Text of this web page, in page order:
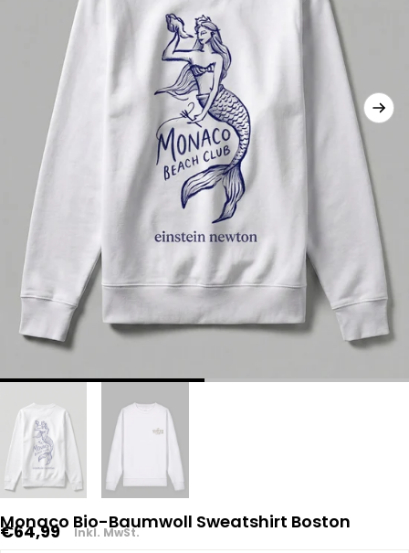
Monaco Bio-Baumwoll Sweatshirt Boston
Regulärer
€64,99 Inkl. MwSt.